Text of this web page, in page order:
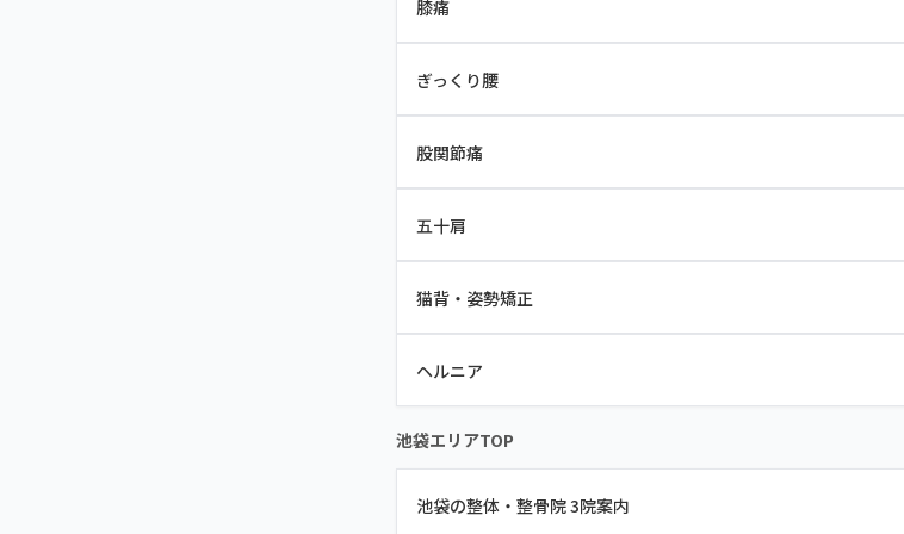
膝痛
ぎっくり腰
股関節痛
五十肩
猫背・姿勢矯正
ヘルニア
池袋エリアTOP
池袋の整体・整骨院 3院案内